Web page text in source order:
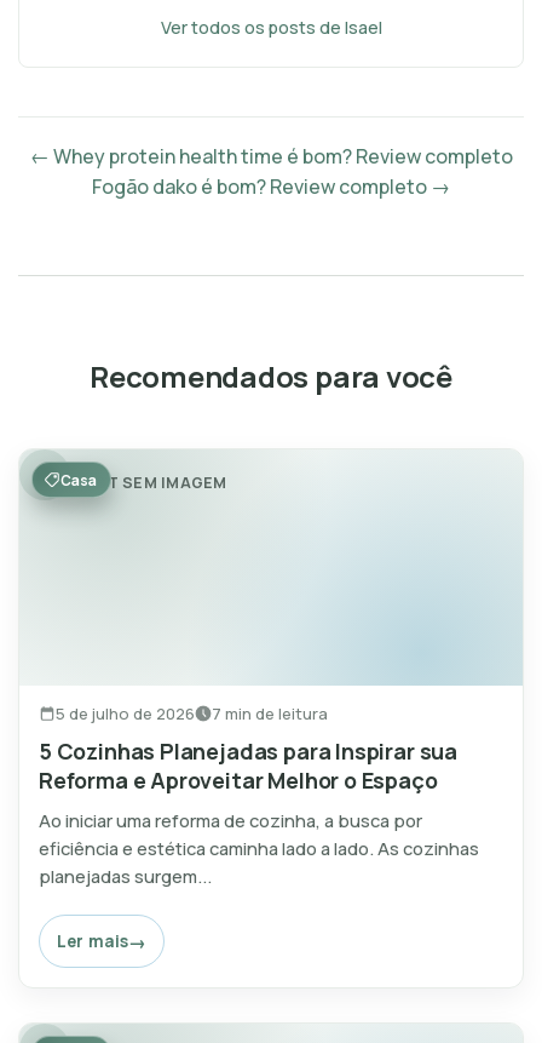
Ver todos os posts de Isael
← Whey protein health time é bom? Review completo
Fogão dako é bom? Review completo →
Recomendados para você
POST SEM IMAGEM
Casa
5 de julho de 2026 7 min de leitura
5 Cozinhas Planejadas para Inspirar sua
Reforma e Aproveitar Melhor o Espaço
Ao iniciar uma reforma de cozinha, a busca por
eficiência e estética caminha lado a lado. As cozinhas
planejadas surgem...
Ler mais